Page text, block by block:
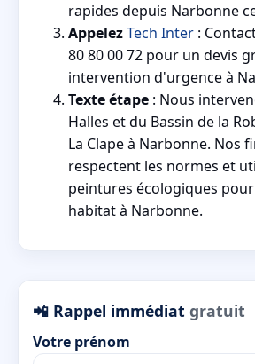
rapides depuis Narbonne
AppelezTech Inter :
80 80 00 72 pour un devis
intervention d'urgence à
Texte étape : Nous
Halles et du Bassin de la
La Clape à Narbonne. Nos
respectent les normes et
peintures écologiques
habitat à Narbonne.
📲 Rappel immédiat gratuit
Votre prénom